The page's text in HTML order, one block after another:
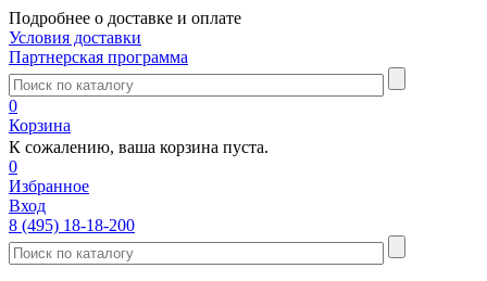
Подробнее о доставке и оплате
Условия доставки
Партнерская программа
0
Корзина
К сожалению, ваша корзина пуста.
0
Избранное
Вход
8 (495) 18-18-200